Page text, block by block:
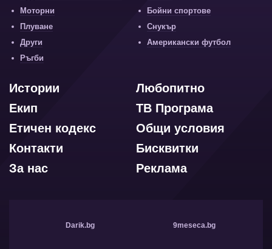
Моторни
Бойни спортове
Плуване
Снукър
Други
Американски футбол
Ръгби
Любопитно
Истории
ТВ Програма
Екип
Общи условия
Етичен кодекс
Бисквитки
Контакти
Реклама
За нас
Darik.bg 9meseca.bg